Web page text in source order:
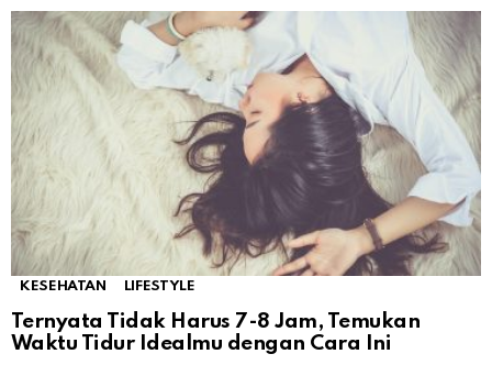
KESEHATAN LIFESTYLE
Ternyata Tidak Harus 7-8 Jam, Temukan
Waktu Tidur Idealmu dengan Cara Ini